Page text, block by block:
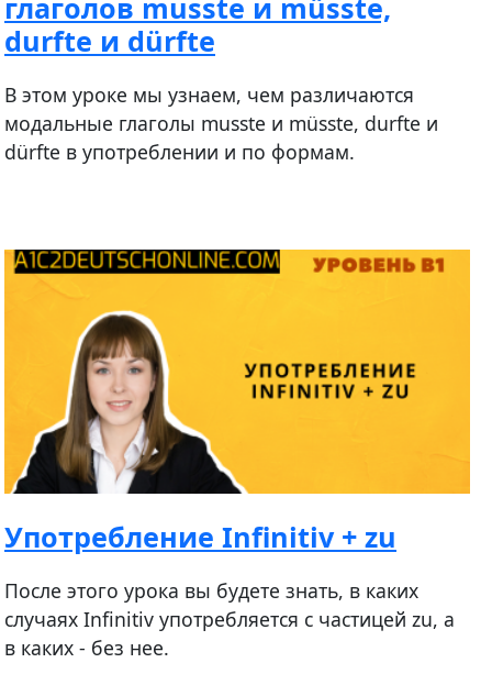
durfte и dürfte
В этом уроке мы узнаем, чем различаются
модальные глаголы musste и müsste, durfte и
dürfte в употреблении и по формам.
Употребление Infinitiv + zu
После этого урока вы будете знать, в каких
случаях Infinitiv употребляется с частицей zu, а
в каких - без нее.